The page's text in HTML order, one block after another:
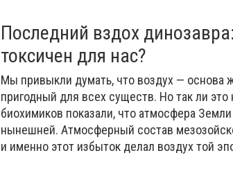
Последний вздох
токсичен для нас?
Мы привыкли думать, что воздух — основа
пригодный для всех существ. Но так ли
биохимиков показали, что атмосфера
нынешней. Атмосферный состав
и именно этот избыток делал воздух той